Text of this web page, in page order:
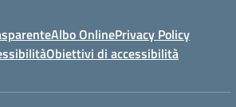
Albo OnlinePrivacy Policy
Obiettivi di accessibilità